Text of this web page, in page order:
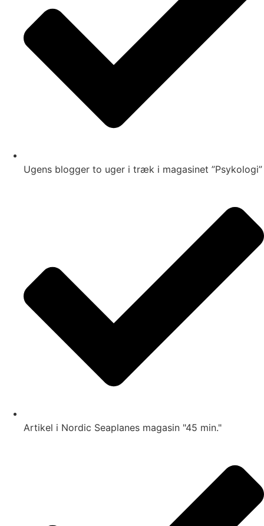
Ugens blogger to uger i træk i magasinet ”Psykologi”
Artikel i Nordic Seaplanes magasin "45 min."